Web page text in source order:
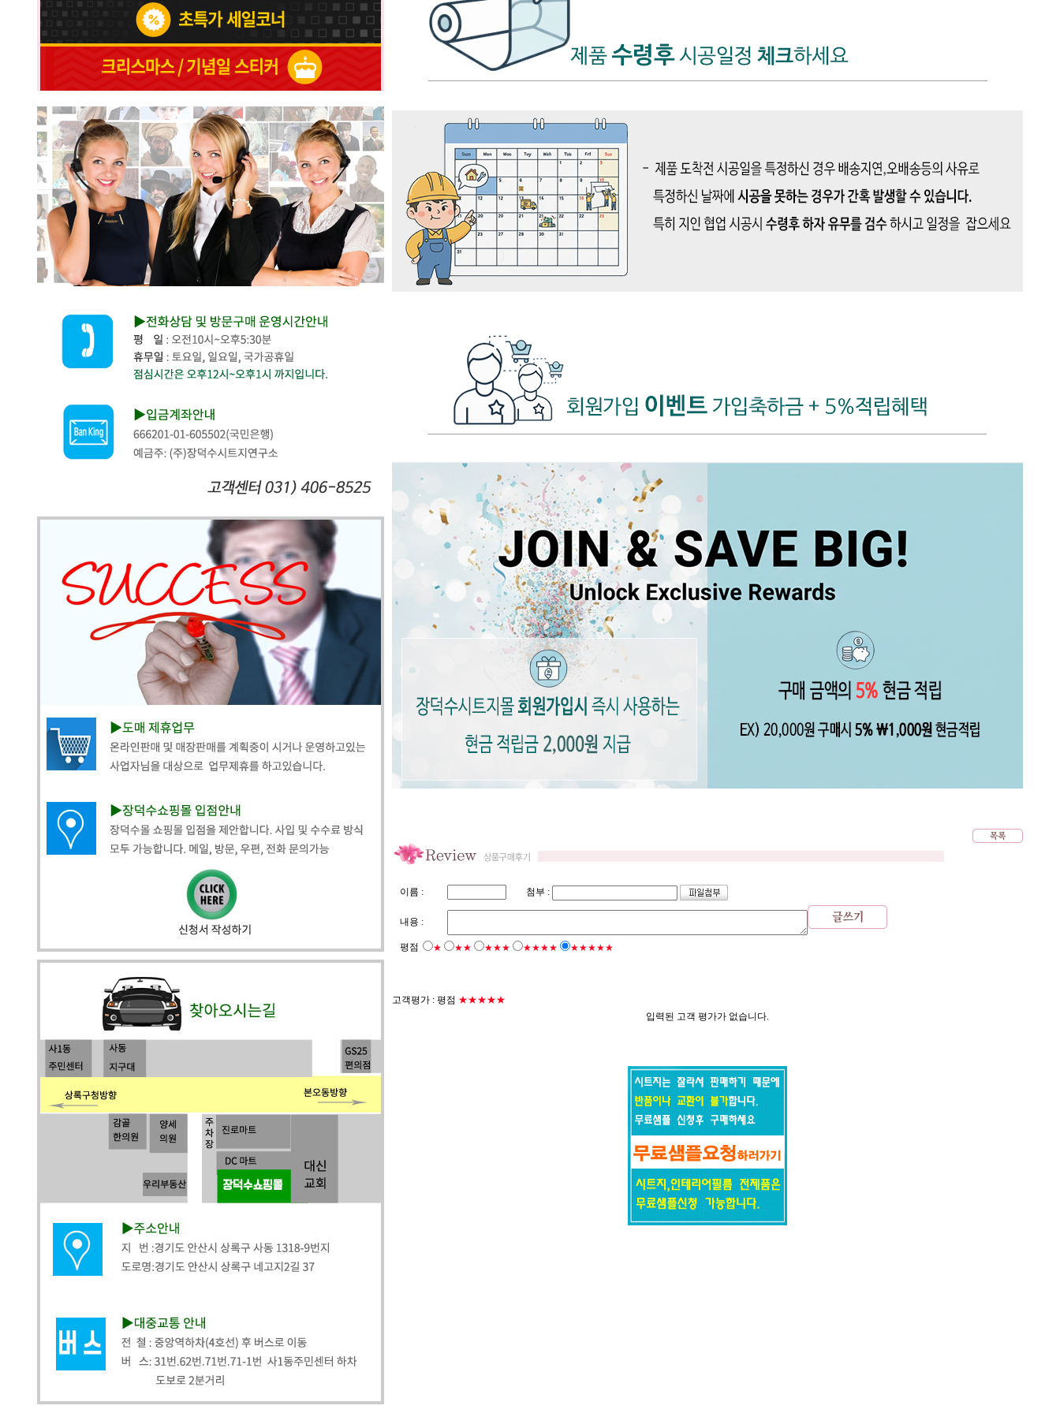
이름 : 첨부 :
내용 :
평점 ★ ★★ ★★★ ★★★★ ★★★★★
고객평가 : 평점 ★★★★★
입력된 고객 평가가 없습니다.